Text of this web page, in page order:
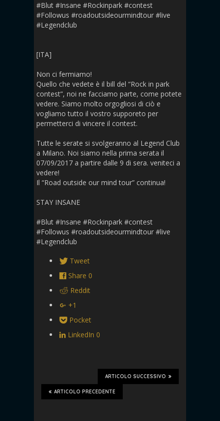
#Blut #Insane #Rockinpark #contest
#Followus #roadoutsideourmindtour #live
#Legendclub
[ITA]
Non ci fermiamo!
Quello che vedete è il bill del “Rock in park
contest”, noi ne facciamo parte, come potete
vedere. Siamo molto orgogliosi di ciò e
vogliamo tutto il vostro supporeto per
permetterci di vincere il contest.
Tutte le serate si svolgeranno al Legend Club
a Milano. Noi siamo nella prima serata il
07/09/2017 a partire dalle 9 di sera. veniteci a
vedere!
Il “Road outside our mind tour” continua!
STAY INSANE
#Blut #Insane #Rockinpark #contest
#Followus #roadoutsideourmindtour #live
#Legendclub
Tweet
Share 0
Reddit
+1
Pocket
LinkedIn 0
ARTICOLO SUCCESSIVO
ARTICOLO PRECEDENTE